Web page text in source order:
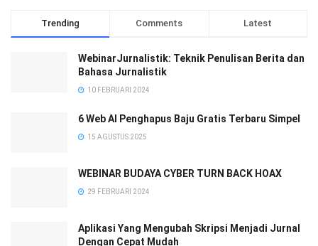
Trending Comments Latest
WebinarJurnalistik: Teknik Penulisan Berita dan
Bahasa Jurnalistik
10 FEBRUARI 2024
6 Web AI Penghapus Baju Gratis Terbaru Simpel
15 AGUSTUS 2025
WEBINAR BUDAYA CYBER TURN BACK HOAX
29 FEBRUARI 2024
Aplikasi Yang Mengubah Skripsi Menjadi Jurnal
Dengan Cepat Mudah